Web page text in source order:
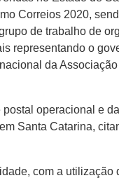
Correios 2020,
de trabalho de
representando o
da
operacional e
Santa Catarina,
com a utilização